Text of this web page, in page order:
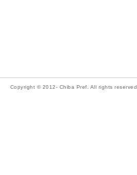
Copyright © 2012- Chiba Pref. All rights reserved.